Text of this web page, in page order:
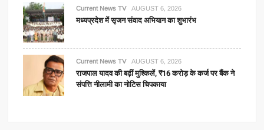
Current News TV AUGUST 6, 2026
मध्यप्रदेश में सृजन संवाद अभियान का शुभारंभ
Current News TV AUGUST 6, 2026
राजपाल यादव की बढ़ीं मुश्किलें, ₹16 करोड़ के कर्ज पर बैंक ने
संपत्ति नीलामी का नोटिस चिपकाया